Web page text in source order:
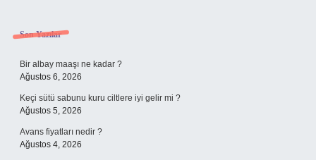
Sidebar
Son Yazılar
Bir albay maaşı ne kadar ?
Ağustos 6, 2026
Keçi sütü sabunu kuru ciltlere iyi gelir mi ?
Ağustos 5, 2026
Avans fiyatları nedir ?
Ağustos 4, 2026